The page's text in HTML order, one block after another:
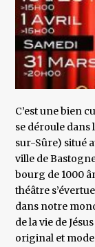
C’est une bien
se déroule dans
sur-Sûre) situé
ville de
bourg de 1000
théâtre
dans notre
de la vie de
original et